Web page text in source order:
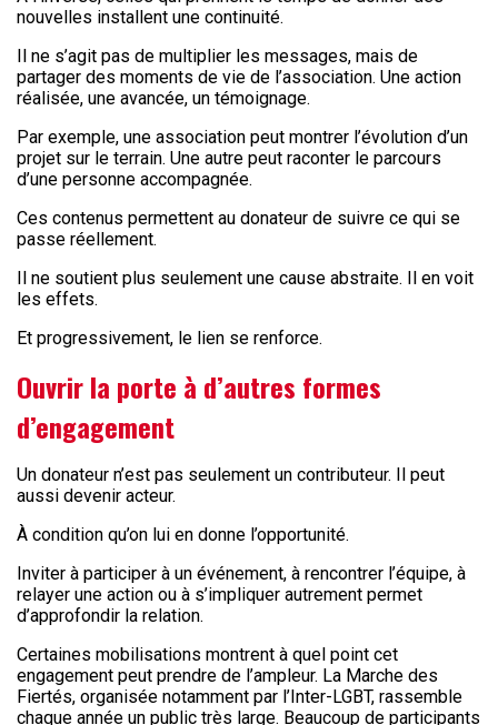
nouvelles installent une continuité.
Il ne s’agit pas de multiplier les messages, mais de
partager des moments de vie de l’association. Une action
réalisée, une avancée, un témoignage.
Par exemple, une association peut montrer l’évolution d’un
projet sur le terrain. Une autre peut raconter le parcours
d’une personne accompagnée.
Ces contenus permettent au donateur de suivre ce qui se
passe réellement.
Il ne soutient plus seulement une cause abstraite. Il en voit
les effets.
Et progressivement, le lien se renforce.
Ouvrir la porte à d’autres formes
d’engagement
Un donateur n’est pas seulement un contributeur. Il peut
aussi devenir acteur.
À condition qu’on lui en donne l’opportunité.
Inviter à participer à un événement, à rencontrer l’équipe, à
relayer une action ou à s’impliquer autrement permet
d’approfondir la relation.
Certaines mobilisations montrent à quel point cet
engagement peut prendre de l’ampleur. La Marche des
Fiertés, organisée notamment par l’Inter-LGBT, rassemble
chaque année un public très large. Beaucoup de participants